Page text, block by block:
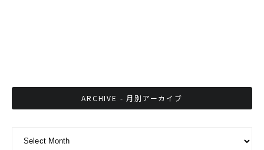
ARCHIVE - 月別アーカイブ